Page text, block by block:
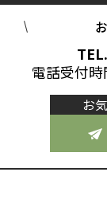
TEL.
電話受付
お